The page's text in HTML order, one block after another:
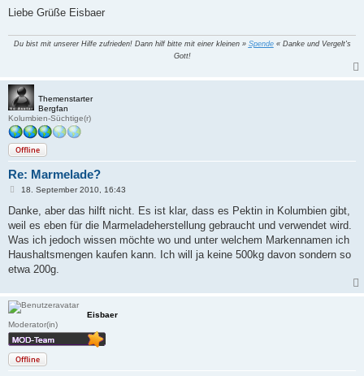
Liebe Grüße Eisbaer
Du bist mit unserer Hilfe zufrieden! Dann hilf bitte mit einer kleinen » Spende« Danke und Vergelt's
Gott!
Themenstarter
Bergfan
Kolumbien-Süchtige(r)
Offline
Re: Marmelade?
B
i
r
a
18. September 2010, 16:43
Danke, aber das hilft nicht. Es ist klar, dass es Pektin in Kolumbien gibt,
weil es eben für die Marmeladeherstellung gebraucht und verwendet wird.
Was ich jedoch wissen möchte wo und unter welchem Markennamen ich
Haushaltsmengen kaufen kann. Ich will ja keine 500kg davon sondern so
etwa 200g.
Eisbaer
Moderator(in)
Offline